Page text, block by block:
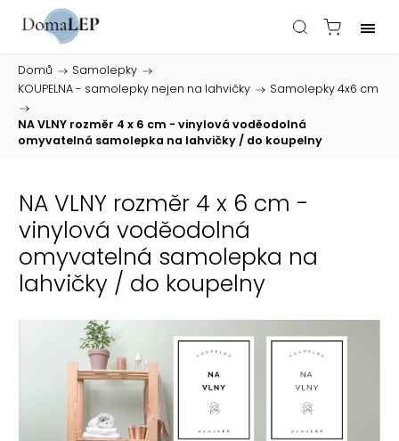
Domů / Samolepky /
KOUPELNA - samolepky nejen na lahvičky /
Samolepky 4x6 cm
/
NA VLNY rozměr 4 x 6 cm - vinylová voděodolná
omyvatelná samolepka na lahvičky / do koupelny
NA VLNY rozměr 4 x 6 cm -
vinylová voděodolná
omyvatelná samolepka na
lahvičky / do koupelny